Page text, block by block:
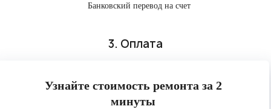
3. Оплата
Узнайте стоимость ремонта за 2
минуты
Банковский перевод на счет